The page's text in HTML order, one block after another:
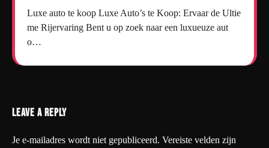
Luxe auto te koop Luxe Auto’s te Koop: Ervaar de Ultie
me Rijervaring Bent u op zoek naar een luxueuze aut
o…
Leave a Reply
Je e-mailadres wordt niet gepubliceerd. Vereiste velden zijn